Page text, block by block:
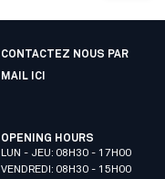
CONTACTEZ NOUS PAR
MAIL ICI
OPENING HOURS
LUN - JEU: 08H30 - 17H00
VENDREDI: 08H30 - 15H00